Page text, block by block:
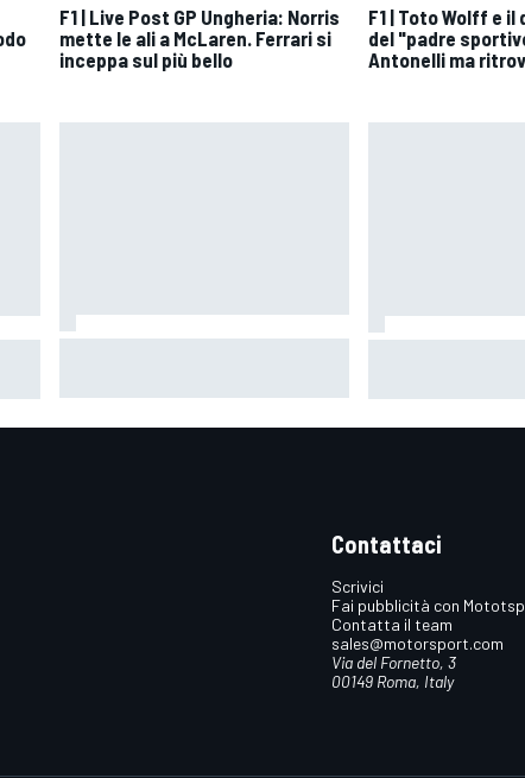
F1 | Live Post GP Ungheria: Norris
mette le ali a McLaren. Ferrari si
inceppa sul più bello
F1 | Toto Wolff e
del "padre
Antonelli ma
Contattaci
Scrivici
Fai pubblicità con
Contatta il team
sales@motorsport.com
Via del Fornetto, 3
00149 Roma, Italy